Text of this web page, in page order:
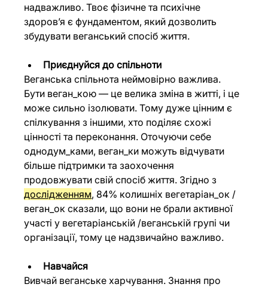
надважливо. Твоє фізичне та психічне
здоров’я є фундаментом, який дозволить
збудувати веганський спосіб життя.
Приєднуйся до спільноти
Веганська спільнота неймовірно важлива.
Бути веган_кою — це велика зміна в житті, і це
може сильно ізолювати. Тому дуже цінним є
спілкування з іншими, хто поділяє схожі
цінності та переконання. Оточуючи себе
однодум_ками, веган_ки можуть відчувати
більше підтримки та заохочення
продовжувати свій спосіб життя. Згідно з
дослідженням, 84% колишніх вегетаріан_ок /
веган_ок сказали, що вони не брали активної
участі у вегетаріанській /веганській групі чи
організації, тому це надзвичайно важливо.
Навчайся
Вивчай веганське харчування. Знання про